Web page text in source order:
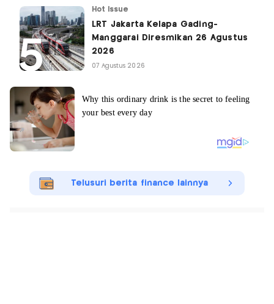
Hot Issue
LRT Jakarta Kelapa Gading-
Manggarai Diresmikan 26 Agustus
2026
07 Agustus 2026
Telusuri berita finance lainnya